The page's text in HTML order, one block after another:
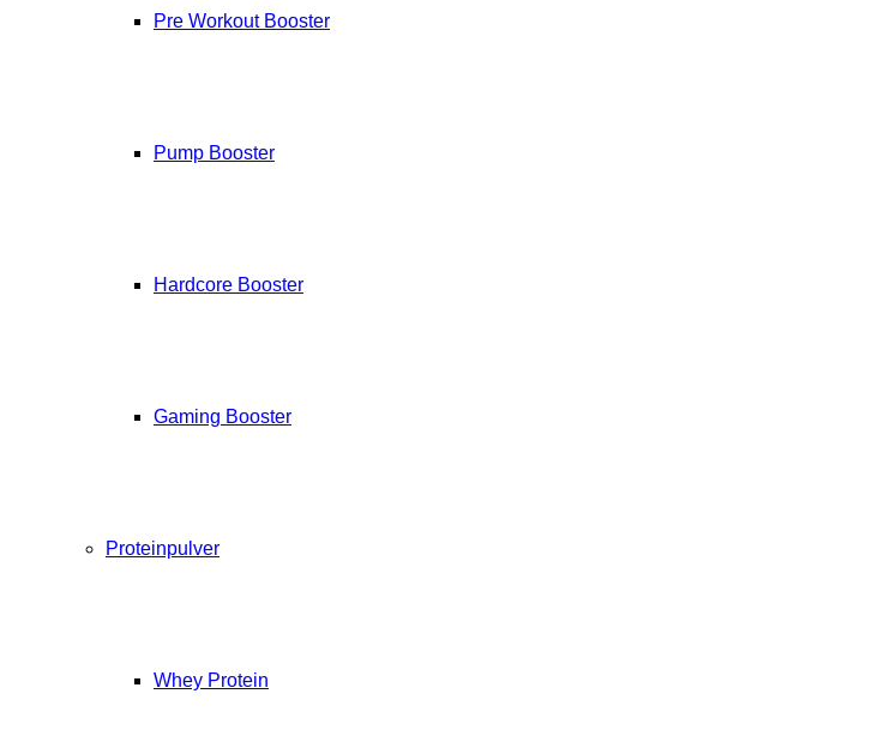
Pre Workout Booster
Pump Booster
Hardcore Booster
Gaming Booster
Proteinpulver
Whey Protein